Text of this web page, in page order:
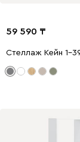
59 590
Стеллаж Кейн 1-